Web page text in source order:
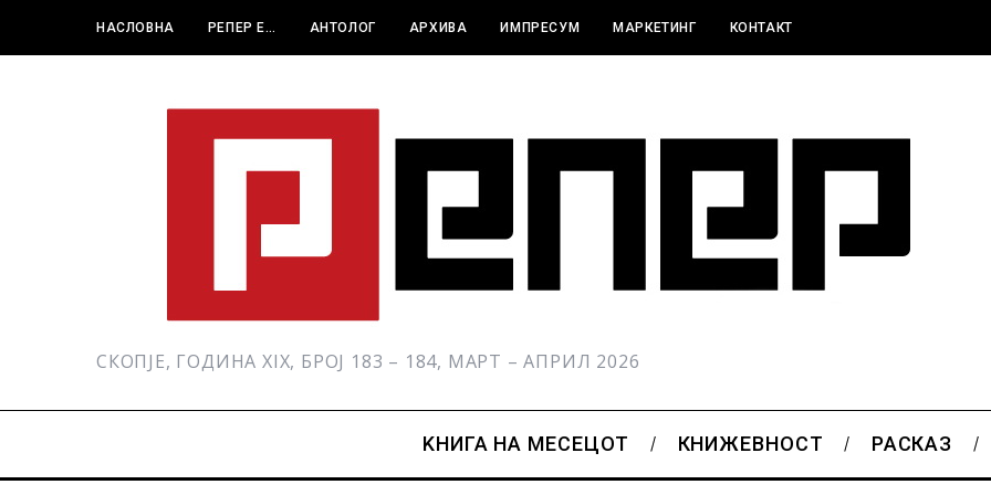
НАСЛОВНА РЕПЕР Е… АНТОЛОГ АРХИВА ИМПРЕСУМ МАРКЕТИНГ КОНТАКТ
СКОПЈЕ, ГОДИНА XIX, БРОЈ 183 – 184, МАРТ – АПРИЛ 2026
KНИГА НА МЕСЕЦОТ КНИЖЕВНОСТ РАСКАЗ